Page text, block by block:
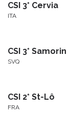
CSI 3* Cervia
ITA
CSI 3* Samorin
SVQ
CSI 2* St-Lô
FRA